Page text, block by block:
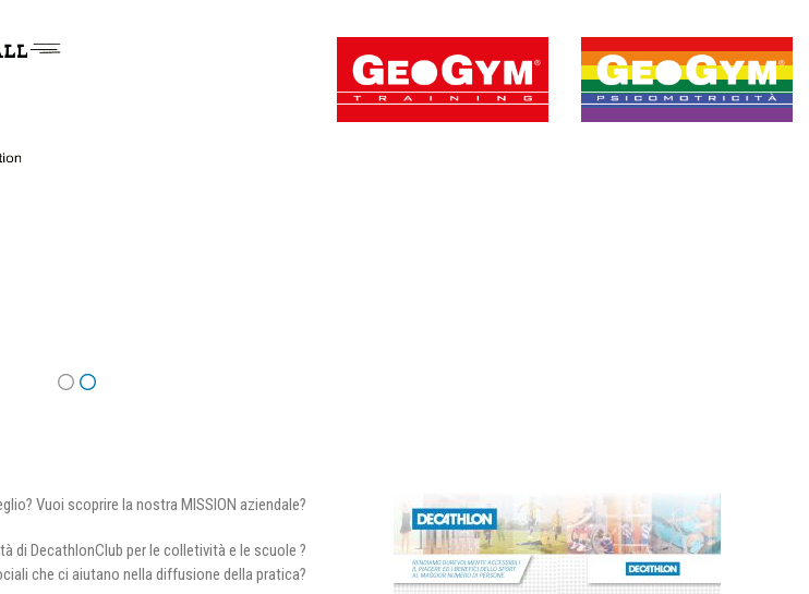
Vuoi scoprire la nostra MISSION aziendale?
di DecathlonClub per le colletività e le scuole ?
che ci aiutano nella diffusione della pratica?